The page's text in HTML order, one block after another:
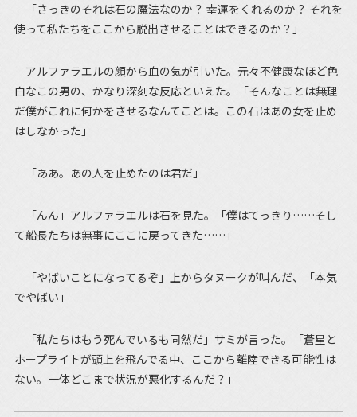
「さっきのそれは石の魔法なのか？ 幸運をくれるのか？ それを
使って私たちをここから脱出させることはできるのか？」
アルファラエルの顔から血の気が引いた。元々不健康なほど色
白なこの男の、かなり深刻な反応といえた。「そんなことは無理
だ――僕がこれに何かをさせるなんてことは。この石はあの女を止め
はしなかった」
「ああ。あの人を止めたのは君だ」
「んん」アルファラエルは石を見た。「僕はてっきり……そし
て船長たちは無事にここに戻ってきた……」
「やばいことになってるぞ」上からタヌークが叫んだ、「本気
でやばい」
「私たちはもう死んでいるも同然だ」サミが言った。「蒼星と
ホープライトが頭上を飛んでる中、ここから離陸できる可能性は
ない。一体どこまで状況が悪化するんだ？」